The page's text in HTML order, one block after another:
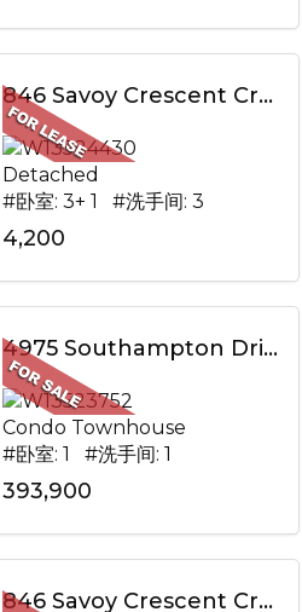
846 Savoy Crescent Cres, Mississauga, ON
Detached
#卧室: 3+ 1 #洗手间: 3
4,200
4975 Southampton Drive, 195, Mississauga, ON
Condo Townhouse
#卧室: 1 #洗手间: 1
393,900
846 Savoy Crescent Cres, Mississauga, ON